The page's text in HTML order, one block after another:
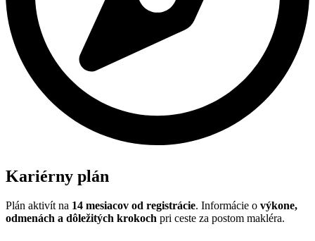
Kariérny plán
Plán aktivít na 14 mesiacov od registrácie. Informácie o výkone,
odmenách a dôležitých krokoch pri ceste za postom makléra.